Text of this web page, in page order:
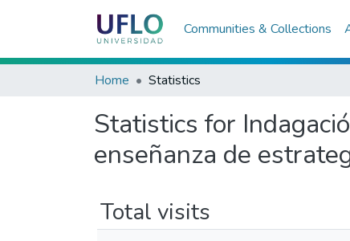
Communities & Collections
Home Statistics
Statistics for
enseñanza de
Total visits